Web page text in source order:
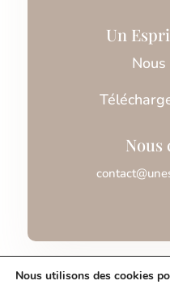
Un
Nous
Nous utilisons des cookies